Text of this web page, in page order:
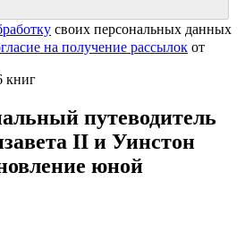
своих персональных данных
на получение рассылок от
книг
путеводитель
II и Уинстон
юной